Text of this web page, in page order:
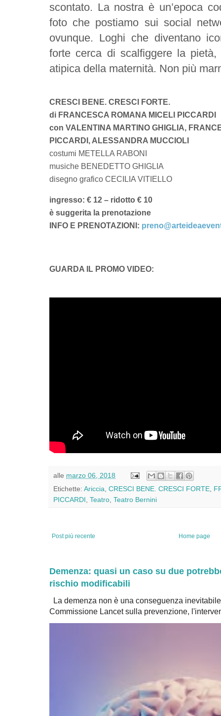
scontato. La nostra è un’epoca
foto che postiamo sui social
ovunque. Loghi che diventano
forte cerca di scalfiggere la pietà,
atipica della maternità. Non più
CRESCI BENE. CRESCI FORTE.
di FRANCESCA ROMANA MICELI PICCARDI
con VALENTINA MARTINO GHIGLIA,
PICCARDI, ALESSANDRA MUCCIOLI
costumi METELLA RABONI
musiche BENEDETTO GHIGLIA
disegno grafico CECILIA VITIELLO
ingresso: € 12 – ridotto € 10
è suggerita la prenotazione
INFO E PRENOTAZIONI:
GUARDA IL PROMO VIDEO:
alle marzo 06, 2018
Etichette: Ariccia CRESCI BENE. CRESCI FORTE
PICCARDI Teatro Teatro Bernini
Post più recente Home page
Demenza: quasi un caso su due
rischio modificabili
La demenza non è una conseguenza
Commissione Lancet sulla prevenzione,